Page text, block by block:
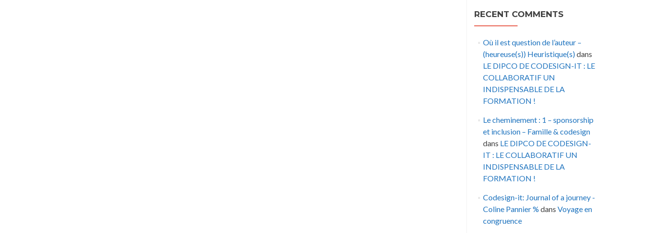
RECENT COMMENTS
Où il est question de l’auteur –
(heureuse(s)) Heuristique(s)dans
LE DIPCO DE CODESIGN-IT : LE
COLLABORATIF UN
INDISPENSABLE DE LA
FORMATION !
Le cheminement : 1 – sponsorship
et inclusion – Famille & codesign
dans LE DIPCO DE CODESIGN-
IT : LE COLLABORATIF UN
INDISPENSABLE DE LA
FORMATION !
Codesign-it: Journal of a journey -
Coline Pannier % dans Voyage en
congruence